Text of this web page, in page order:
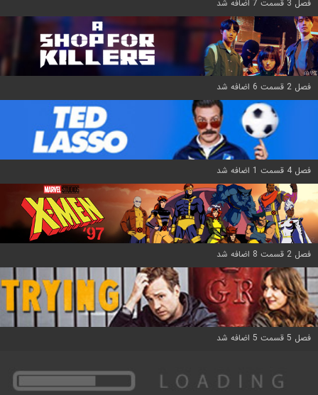
فصل 3 قسمت 7 اضافه شد
فصل 2 قسمت 6 اضافه شد
فصل 4 قسمت 1 اضافه شد
فصل 2 قسمت 8 اضافه شد
فصل 5 قسمت 5 اضافه شد